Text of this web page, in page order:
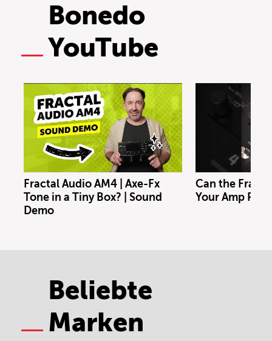
Bonedo
YouTube
Fractal Audio AM4 | Axe-Fx
Tone in a Tiny Box? | Sound
Demo
Can the
Your Amp Rig?
Beliebte
Marken